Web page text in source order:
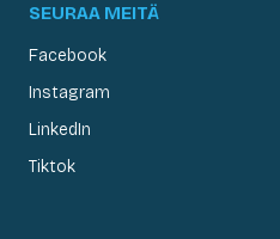
SEURAA MEITÄ
Facebook
Instagram
LinkedIn
Tiktok